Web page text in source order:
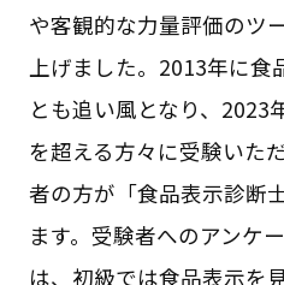
や客観的な力量評価のツ
上げました。2013年に食
とも追い風となり、2023
を超える方々に受験いた
者の方が「食品表示診断
ます。受験者へのアンケ
は、初級では食品表示を